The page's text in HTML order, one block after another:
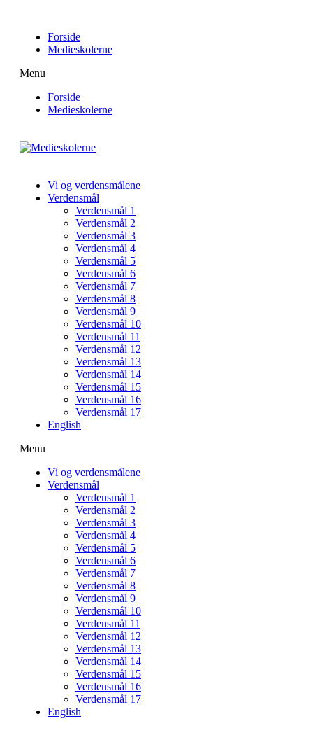
Forside
Medieskolerne
Menu
Forside
Medieskolerne
Vi og verdensmålene
Verdensmål
Verdensmål 1
Verdensmål 2
Verdensmål 3
Verdensmål 4
Verdensmål 5
Verdensmål 6
Verdensmål 7
Verdensmål 8
Verdensmål 9
Verdensmål 10
Verdensmål 11
Verdensmål 12
Verdensmål 13
Verdensmål 14
Verdensmål 15
Verdensmål 16
Verdensmål 17
English
Menu
Vi og verdensmålene
Verdensmål
Verdensmål 1
Verdensmål 2
Verdensmål 3
Verdensmål 4
Verdensmål 5
Verdensmål 6
Verdensmål 7
Verdensmål 8
Verdensmål 9
Verdensmål 10
Verdensmål 11
Verdensmål 12
Verdensmål 13
Verdensmål 14
Verdensmål 15
Verdensmål 16
Verdensmål 17
English